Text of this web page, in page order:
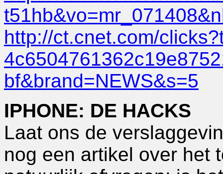
http://ct.cnet.com/
bf&brand=NEWS&s=5
IPHONE: DE HACKS
Laat ons de
nog een artikel over het